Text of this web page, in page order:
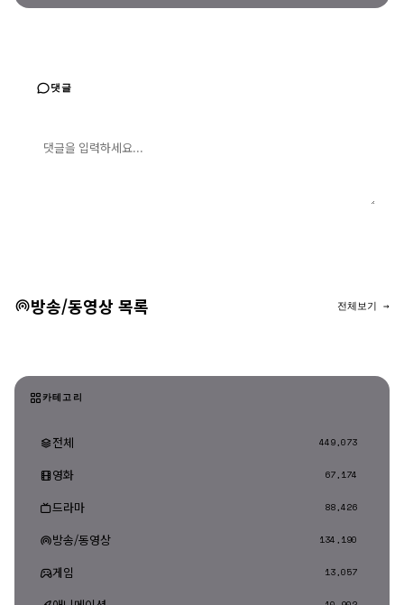
댓글
방송/동영상 목록 전체보기 →
카테고리
전체 449,073
영화 67,174
드라마 88,426
방송/동영상 134,190
게임 13,057